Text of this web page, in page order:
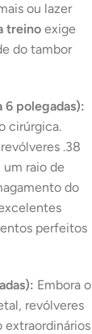
ou lazer
treino exige
do tambor
6 polegadas):
cirúrgica.
.38
um raio de
do
perfeitos
Embora o
revólveres
extraordinários